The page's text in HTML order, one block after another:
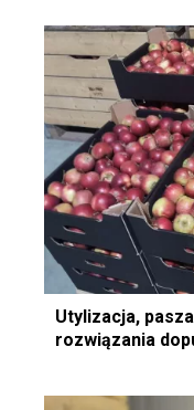
Utylizacja,
rozwiązania